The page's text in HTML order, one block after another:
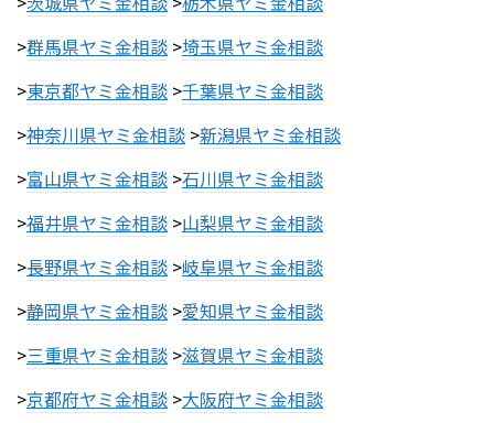
>群馬県ヤミ金相談 >埼玉県ヤミ金相談
>東京都ヤミ金相談 >千葉県ヤミ金相談
>神奈川県ヤミ金相談 >新潟県ヤミ金相談
>富山県ヤミ金相談 >石川県ヤミ金相談
>福井県ヤミ金相談 >山梨県ヤミ金相談
>長野県ヤミ金相談 >岐阜県ヤミ金相談
>静岡県ヤミ金相談 >愛知県ヤミ金相談
>三重県ヤミ金相談 >滋賀県ヤミ金相談
>京都府ヤミ金相談 >大阪府ヤミ金相談